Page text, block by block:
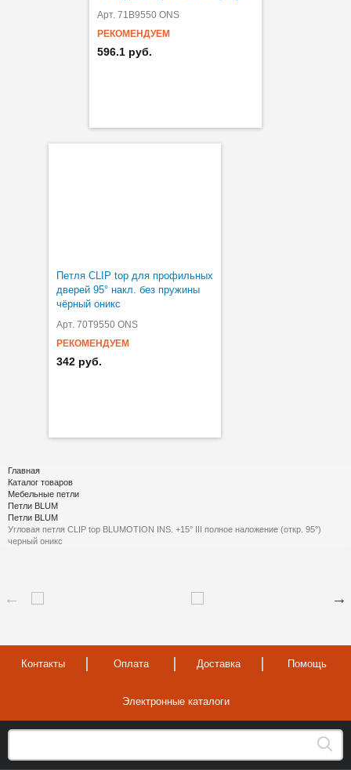
Арт. 71B9550 ONS
РЕКОМЕНДУЕМ
596.1 руб.
Петля CLIP top для профильных
дверей 95° накл. без пружины
чёрный оникс
Арт. 70T9550 ONS
РЕКОМЕНДУЕМ
342 руб.
Главная
Каталог товаров
Мебельные петли
Петли BLUM
Петли BLUM
Угловая петля CLIP top BLUMOTION INS. +15° III полное наложение (откр. 95°)
черный оникс
Контакты Оплата Доставка Помощь
Электронные каталоги